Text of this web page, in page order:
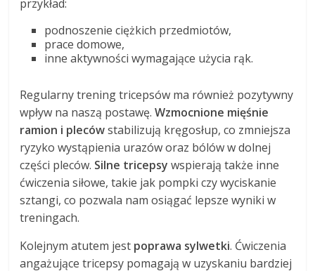
przykład:
podnoszenie ciężkich przedmiotów,
prace domowe,
inne aktywności wymagające użycia rąk.
Regularny trening tricepsów ma również pozytywny
wpływ na naszą postawę.Wzmocnione mięśnie
ramion i plecówstabilizują kręgosłup, co zmniejsza
ryzyko wystąpienia urazów oraz bólów w dolnej
części pleców. Silne tricepsy wspierają także inne
ćwiczenia siłowe, takie jak pompki czy wyciskanie
sztangi, co pozwala nam osiągać lepsze wyniki w
treningach.
Kolejnym atutem jest poprawa sylwetki. Ćwiczenia
angażujące tricepsy pomagają w uzyskaniu bardziej